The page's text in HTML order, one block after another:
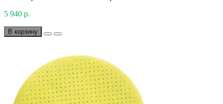
5 940 р.
В корзину